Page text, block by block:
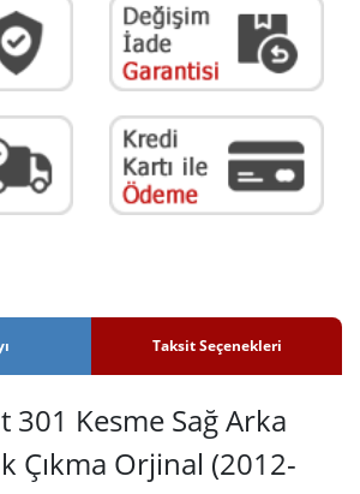
Taksit Seçenekleri
301 Kesme Sağ Arka
Çıkma Orjinal (2012-